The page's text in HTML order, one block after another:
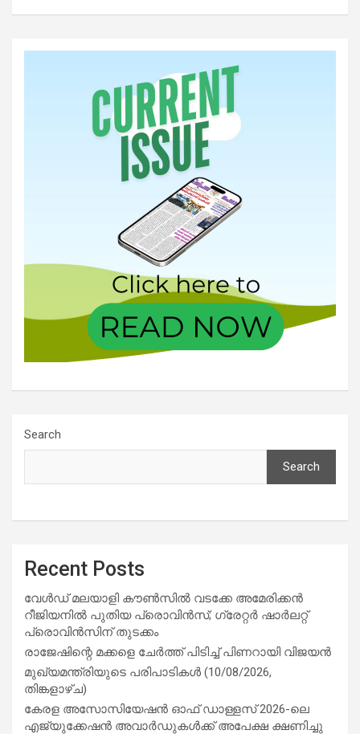
Search
Search
Recent Posts
വേൾഡ് മലയാളി കൗൺസിൽ വടക്കേ അമേരിക്കൻ
റീജിയനിൽ പുതിയ പ്രൊവിൻസ്; ഗ്രേറ്റർ ഷാർലറ്റ്
പ്രൊവിൻസിന് തുടക്കം
രാജേഷിന്റെ മക്കളെ ചേർത്ത് പിടിച്ച് പിണറായി വിജയൻ
മുഖ്യമന്ത്രിയുടെ പരിപാടികൾ (10/08/2026,
തിങ്കളാഴ്ച)
കേരള അസോസിയേഷൻ ഓഫ് ഡാള്ളസ് 2026-ലെ
എജ്യുക്കേഷൻ അവാർഡുകൾക്ക് അപേക്ഷ ക്ഷണിച്ചു